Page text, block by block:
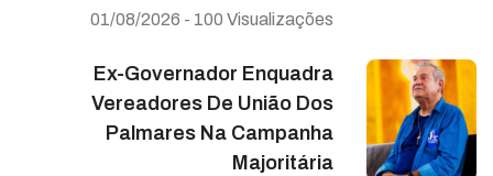
01/08/2026 - 100 Visualizações
Ex-Governador Enquadra
Vereadores De União Dos
Palmares Na Campanha
Majoritária